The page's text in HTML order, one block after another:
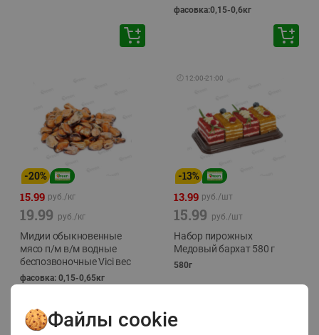
фасовка:0,15-0,6кг
-20%
15.99 руб./кг
19.99 руб./кг
Мидии обыкновенные
мясо п/м в/м водные
беспозвоночные Vici вес
фасовка: 0,15-0,65кг
🕘 12:00-21:00
-13%
13.99 руб./шт
15.99 руб./шт
Набор пирожных
Медовый бархат 580 г
580г
Файлы cookie